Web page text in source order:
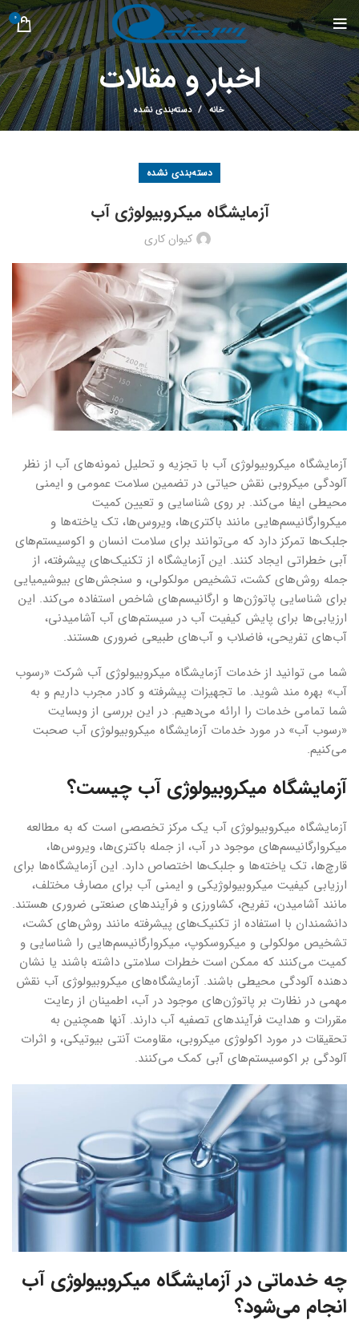
0
اخبار و مقالات
خانه دسته‌بندی نشده
دسته‌بندی نشده
آزمایشگاه میکروبیولوژی آب
کیوان کاری
آزمایشگاه میکروبیولوژی آب با تجزیه و تحلیل نمونه‌‌‌های آب از نظر
آلودگی میکروبی نقش حیاتی در تضمین سلامت عمومی و ایمنی
محیطی ایفا‌ می‌کند. بر روی شناسایی و تعیین کمیت
میکروارگانیسم‌‌‌هایی مانند باکتری‌‌ها، ویروس‌‌ها، تک یاخته‌‌‌ها و
جلبک‌‌‌ها تمرکز دارد که‌ می‌توانند برای سلامت انسان و اکوسیستم‌‌‌های
آبی خطراتی ایجاد کنند. این آزمایشگاه از تکنیک‌‌‌های پیشرفته، از
جمله روش‌‌‌های کشت، تشخیص مولکولی، و سنجش‌‌‌های بیوشیمیایی
برای شناسایی پاتوژن‌‌‌ها و ارگانیسم‌‌‌های شاخص استفاده‌ می‌کند. این
ارزیابی‌‌‌ها برای پایش کیفیت آب در سیستم‌‌‌های آب آشامیدنی،
آب‌‌‌های تفریحی، فاضلاب و آب‌‌‌های طبیعی ضروری هستند.
شما می توانید از خدمات آزمایشگاه میکروبیولوژی آب شرکت «رسوب
آب» بهره مند شوید. ما تجهیزات پیشرفته و کادر مجرب داریم و به
شما تمامی خدمات را ارائه می‌دهیم. در این بررسی از وبسایت
«رسوب آب» در مورد خدمات آزمایشگاه میکروبیولوژی آب صحبت
می‌کنیم.
آزمایشگاه میکروبیولوژی آب چیست؟
آزمایشگاه میکروبیولوژی آب یک مرکز تخصصی است که به مطالعه
میکروارگانیسم‌‌‌های موجود در آب، از جمله باکتری‌‌ها، ویروس‌‌ها،
قارچ‌‌ها، تک یاخته‌‌‌ها و جلبک‌‌‌ها اختصاص دارد. این آزمایشگاه‌‌‌ها برای
ارزیابی کیفیت میکروبیولوژیکی و ایمنی آب برای مصارف مختلف،
مانند آشامیدن، تفریح، کشاورزی و فرآیندهای صنعتی ضروری هستند.
دانشمندان با استفاده از تکنیک‌‌‌های پیشرفته مانند روش‌‌‌های کشت،
تشخیص مولکولی و میکروسکوپ، میکروارگانیسم‌‌‌هایی را شناسایی و
کمیت‌ می‌کنند که ممکن است خطرات سلامتی داشته باشند یا نشان
دهنده آلودگی محیطی باشند. آزمایشگاه‌‌‌های میکروبیولوژی آب نقش
مهمی در نظارت بر پاتوژن‌‌‌های موجود در آب، اطمینان از رعایت
مقررات و هدایت فرآیندهای تصفیه آب دارند. آنها همچنین به
تحقیقات در مورد اکولوژی میکروبی، مقاومت آنتی بیوتیکی، و اثرات
آلودگی بر اکوسیستم‌‌‌های آبی کمک‌ می‌کنند.
چه خدماتی در آزمایشگاه میکروبیولوژی آب
انجام‌ می‌شود؟